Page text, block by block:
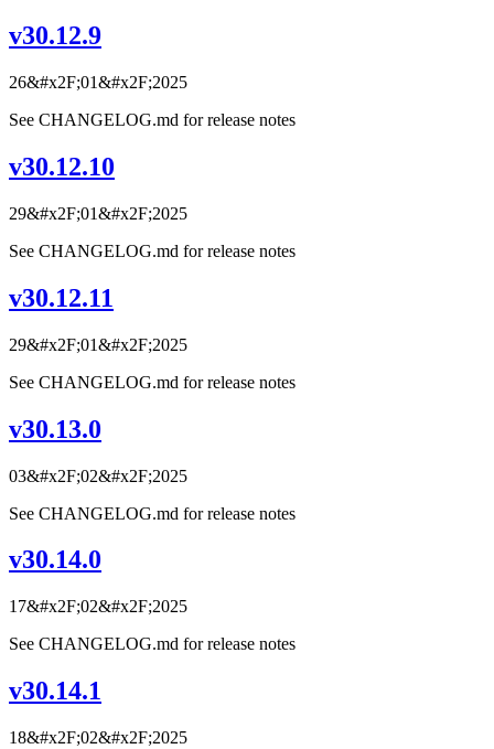
v30.12.9
26&#x2F;01&#x2F;2025
See CHANGELOG.md for release notes
v30.12.10
29&#x2F;01&#x2F;2025
See CHANGELOG.md for release notes
v30.12.11
29&#x2F;01&#x2F;2025
See CHANGELOG.md for release notes
v30.13.0
03&#x2F;02&#x2F;2025
See CHANGELOG.md for release notes
v30.14.0
17&#x2F;02&#x2F;2025
See CHANGELOG.md for release notes
v30.14.1
18&#x2F;02&#x2F;2025